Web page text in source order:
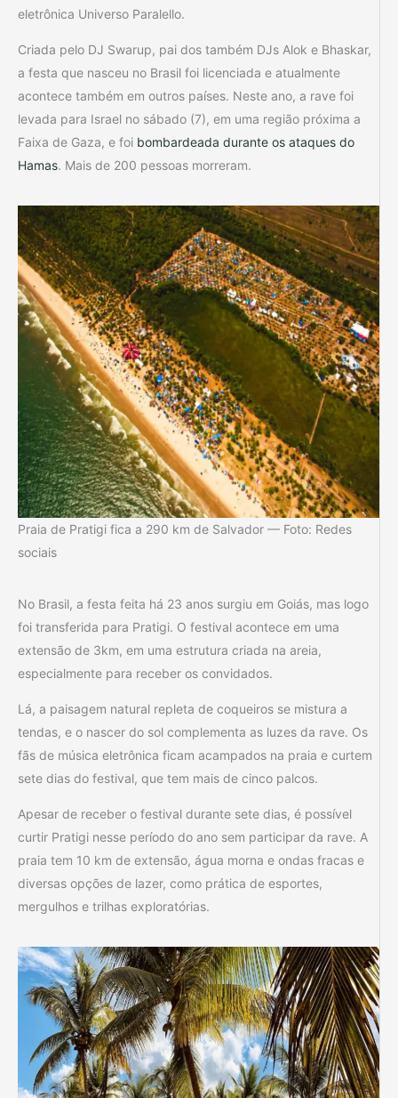
eletrônica Universo Paralello.
Criada pelo DJ Swarup, pai dos também DJs Alok e Bhaskar,
a festa que nasceu no Brasil foi licenciada e atualmente
acontece também em outros países. Neste ano, a rave foi
levada para Israel no sábado (7), em uma região próxima a
Faixa de Gaza, e foi bombardeada durante os ataques do
Hamas. Mais de 200 pessoas morreram.
Praia de Pratigi fica a 290 km de Salvador — Foto: Redes
sociais
No Brasil, a festa feita há 23 anos surgiu em Goiás, mas logo
foi transferida para Pratigi. O festival acontece em uma
extensão de 3km, em uma estrutura criada na areia,
especialmente para receber os convidados.
Lá, a paisagem natural repleta de coqueiros se mistura a
tendas, e o nascer do sol complementa as luzes da rave. Os
fãs de música eletrônica ficam acampados na praia e curtem
sete dias do festival, que tem mais de cinco palcos.
Apesar de receber o festival durante sete dias, é possível
curtir Pratigi nesse período do ano sem participar da rave. A
praia tem 10 km de extensão, água morna e ondas fracas e
diversas opções de lazer, como prática de esportes,
mergulhos e trilhas exploratórias.